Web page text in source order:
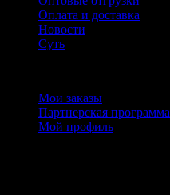
Оплата и доставка
Новости
Суть
Мои заказы
Партнерская программа
Мой профиль